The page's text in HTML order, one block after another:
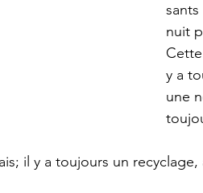
nuit
y a
une
il y a toujours un